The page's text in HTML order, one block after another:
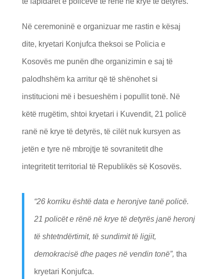
Në ceremoninë e organizuar me rastin e kësaj
dite, kryetari Konjufca theksoi se Policia e
Kosovës me punën dhe organizimin e saj të
palodhshëm ka arritur që të shënohet si
institucioni më i besueshëm i popullit tonë. Në
këtë rrugëtim, shtoi kryetari i Kuvendit, 21 policë
ranë në krye të detyrës, të cilët nuk kursyen as
jetën e tyre në mbrojtje të sovranitetit dhe
integritetit territorial të Republikës së Kosovës.
“26 korriku është data e heronjve tanë policë.
21 policët e rënë në krye të detyrës janë heronj
të shtetndërtimit, të sundimit të ligjit,
demokracisë dhe paqes në vendin tonë”, tha
kryetari Konjufca.​